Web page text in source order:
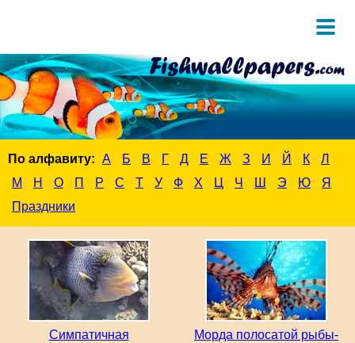
По алфавиту: А Б В Г Д Е Ж З И Й К
Л
М
Н О П Р С Т У Ф Х Ц Ч Ш Э Ю
Я
Праздники
Симпатичная
Морда полосатой рыбы-